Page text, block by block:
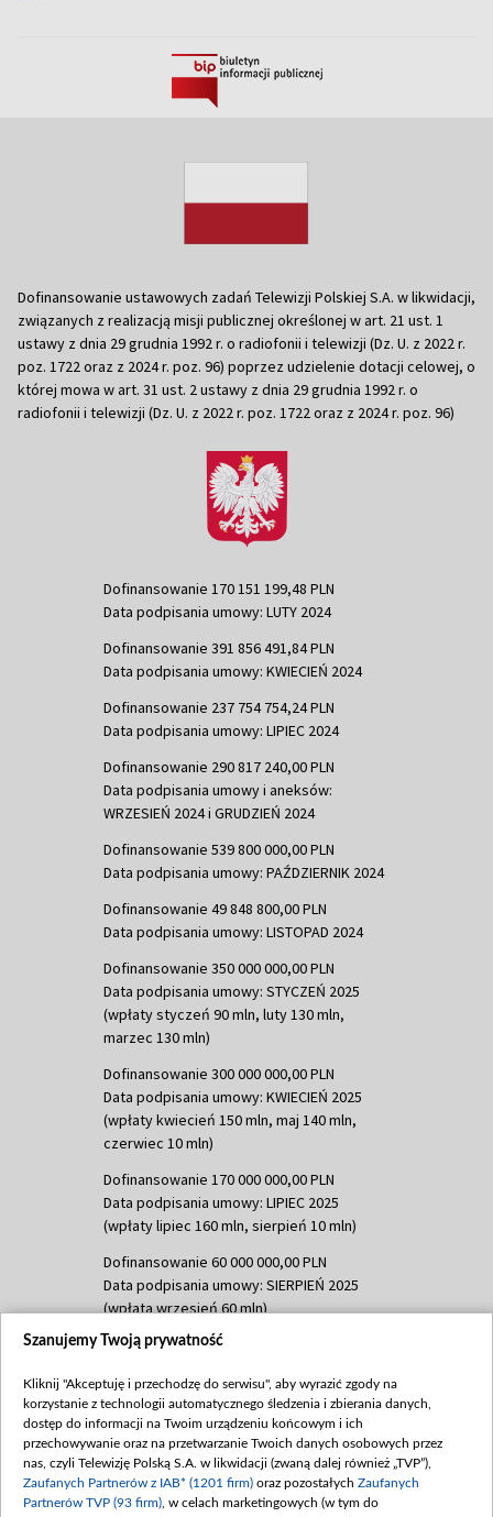
Dofinansowanie ustawowych zadań Telewizji Polskiej S.A. w likwidacji,
związanych z realizacją misji publicznej określonej w art. 21 ust. 1
ustawy z dnia 29 grudnia 1992 r. o radiofonii i telewizji (Dz. U. z 2022 r.
poz. 1722 oraz z 2024 r. poz. 96) poprzez udzielenie dotacji celowej, o
której mowa w art. 31 ust. 2 ustawy z dnia 29 grudnia 1992 r. o
radiofonii i telewizji (Dz. U. z 2022 r. poz. 1722 oraz z 2024 r. poz. 96)
Dofinansowanie 170 151 199,48 PLN
Data podpisania umowy: LUTY 2024
Dofinansowanie 391 856 491,84 PLN
Data podpisania umowy: KWIECIEŃ 2024
Dofinansowanie 237 754 754,24 PLN
Data podpisania umowy: LIPIEC 2024
Dofinansowanie 290 817 240,00 PLN
Data podpisania umowy i aneksów:
WRZESIEŃ 2024 i GRUDZIEŃ 2024
Dofinansowanie 539 800 000,00 PLN
Data podpisania umowy: PAŹDZIERNIK 2024
Dofinansowanie 49 848 800,00 PLN
Data podpisania umowy: LISTOPAD 2024
Dofinansowanie 350 000 000,00 PLN
Data podpisania umowy: STYCZEŃ 2025
(wpłaty styczeń 90 mln, luty 130 mln,
marzec 130 mln)
Dofinansowanie 300 000 000,00 PLN
Data podpisania umowy: KWIECIEŃ 2025
(wpłaty kwiecień 150 mln, maj 140 mln,
czerwiec 10 mln)
Dofinansowanie 170 000 000,00 PLN
Data podpisania umowy: LIPIEC 2025
(wpłaty lipiec 160 mln, sierpień 10 mln)
Dofinansowanie 60 000 000,00 PLN
Data podpisania umowy: SIERPIEŃ 2025
(wpłata wrzesień 60 mln)
Dofinansowanie 635 783 051,21 PLN
(wpłata wrzesień 100 mln, październik 350
mln, listopad 265 mln)
Dofinansowanie 48 862 000,00 PLN
Data podpisania umowy: GRUDZIEŃ 2025
(wpłata grudzień 60,548 mln)
Szanujemy Twoją prywatność
Kliknij "Akceptuję i przechodzę do serwisu", aby wyrazić zgody na
korzystanie z technologii automatycznego śledzenia i zbierania danych,
dostęp do informacji na Twoim urządzeniu końcowym i ich
przechowywanie oraz na przetwarzanie Twoich danych osobowych przez
nas, czyli Telewizję Polską S.A. w likwidacji (zwaną dalej również „TVP”),
Zaufanych Partnerów z IAB* (1201 firm) oraz pozostałych Zaufanych
Partnerów TVP (93 firm) , w celach marketingowych (w tym do